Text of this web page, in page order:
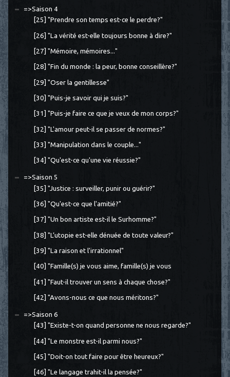
=>Saison 4
[25] "Prendre son temps est-ce le perdre?"
[26] "La vérité est-elle toujours bonne à dire?"
[27] "Mémoire, mémoires..."
[28] "Fin du monde : la peur, bonne conseillère?"
[29] "Oser la gentillesse"
[30] "Puis-je savoir qui je suis?"
[31] "Puis-je faire ce que je veux de mon corps?"
[32] "L'amour peut-il se passer de normes?"
[33] "Manipulation dans le couple..."
[34] "Qu'est-ce qu'une vie réussie?"
=>Saison 5
[35] "Justice : surveiller, punir ou guérir?"
[36] "Qu'est-ce que l'amitié?"
[37] "Un bon artiste est-il le Surhomme?"
[38] "L’utopie est-elle dénuée de toute valeur?"
[39] "La raison et l'irrationnel"
[40] "Famille(s) je vous aime, famille(s) je vous
[41] "Faut-il trouver un sens à chaque chose?"
[42] "Avons-nous ce que nous méritons?"
=>Saison 6
[43] "Existe-t-on quand personne ne nous regarde?"
[44] "Le monstre est-il parmi nous?"
[45] "Doit-on tout faire pour être heureux?"
[46] "Le langage trahit-il la pensée?"